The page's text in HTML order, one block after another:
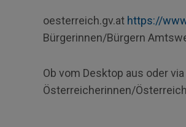
oesterreich.gv.at https://
Bürgerinnen/Bürgern
Ob vom Desktop aus oder via
Österreicherinnen/